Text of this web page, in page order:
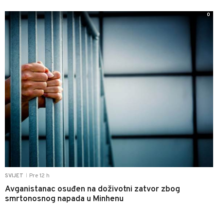
SVIJET Pre 12 h
Avganistanac osuđen na doživotni zatvor zbog
smrtonosnog napada u Minhenu
0